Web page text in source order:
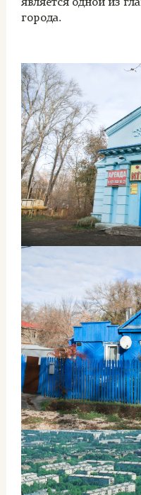
является одной из
города.